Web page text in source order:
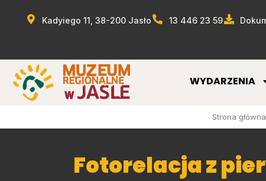
Kadyiego 11, 38-200 Jasło 13 446 23 59
WYDARZENIA
Strona główna
Fotorelacja z